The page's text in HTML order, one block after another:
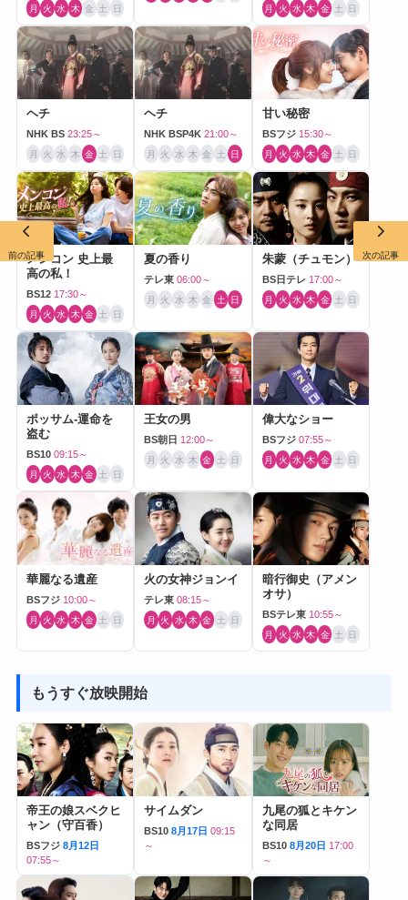
月 火 水 木 金 土 日 月 火 水 木 金 土 日
ヘチ
NHK BS 23:25～
月 火 水 木 金 土 日
ヘチ
NHK BSP4K 21:00～
月 火 水 木 金 土 日
甘い秘密
BSフジ 15:30～
月 火 水 木 金 土 日
メンコン 史上最
高の私！
BS12 17:30～
月 火 水 木 金 土 日
夏の香り
テレ東 06:00～
月 火 水 木 金 土 日
朱蒙（チュモン）
BS日テレ 17:00～
月 火 水 木 金 土 日
ポッサム-運命を
盗む
BS10 09:15～
月 火 水 木 金 土 日
王女の男
BS朝日 12:00～
月 火 水 木 金 土 日
偉大なショー
BSフジ 07:55～
月 火 水 木 金 土 日
華麗なる遺産
BSフジ 10:00～
月 火 水 木 金 土 日
火の女神ジョンイ
テレ東 08:15～
月 火 水 木 金 土 日
暗行御史（アメン
オサ）
BSテレ東 10:55～
月 火 水 木 金 土 日
もうすぐ放映開始
帝王の娘スベクヒ
ャン（守百香）
BSフジ 8月12日
07:55～
サイムダン
BS10 8月17日 09:15
～
九尾の狐とキケン
な同居
BS10 8月20日 17:00
～
前の記事 次の記事